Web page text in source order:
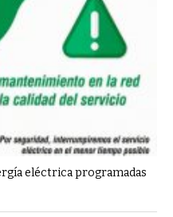
eléctrica programadas